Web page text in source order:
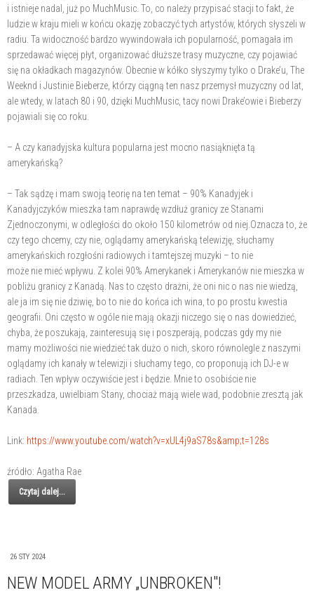
i istnieje nadal, już po MuchMusic. To, co należy przypisać stacji to fakt, że
ludzie w kraju mieli w końcu okazję zobaczyć tych artystów, których słyszeli w
radiu. Ta widoczność bardzo wywindowała ich popularność, pomagała im
sprzedawać więcej płyt, organizować dłuższe trasy muzyczne, czy pojawiać
się na okładkach magazynów. Obecnie w kółko słyszymy tylko o Drake’u, The
Weeknd i Justinie Bieberze, którzy ciągną ten nasz przemysł muzyczny od lat,
ale wtedy, w latach 80 i 90, dzięki MuchMusic, tacy nowi Drake’owie i Bieberzy
pojawiali się co roku.
– A czy kanadyjska kultura popularna jest mocno nasiąknięta tą
amerykańską?
– Tak sądzę i mam swoją teorię na ten temat – 90% Kanadyjek i
Kanadyjczyków mieszka tam naprawdę wzdłuż granicy ze Stanami
Zjednoczonymi, w odległości do około 150 kilometrów od niej.Oznacza to, że
czy tego chcemy, czy nie, oglądamy amerykańską telewizję, słuchamy
amerykańskich rozgłośni radiowych i tamtejszej muzyki – to nie
może nie mieć wpływu. Z kolei 90% Amerykanek i Amerykanów nie mieszka w
pobliżu granicy z Kanadą. Nas to często drażni, że oni nic o nas nie wiedzą,
ale ja im się nie dziwię, bo to nie do końca ich wina, to po prostu kwestia
geografii. Oni często w ogóle nie mają okazji niczego się o nas dowiedzieć,
chyba, że poszukają, zainteresują się i poszperają, podczas gdy my nie
mamy możliwości nie wiedzieć tak dużo o nich, skoro równolegle z naszymi
oglądamy ich kanały w telewizji i słuchamy tego, co proponują ich DJ-e w
radiach. Ten wpływ oczywiście jest i będzie. Mnie to osobiście nie
przeszkadza, uwielbiam Stany, chociaż mają wiele wad, podobnie zresztą jak
Kanada.
Link: https://www.youtube.com/watch?v=xUL4j9aS78s&amp;t=128s
źródło: Agatha Rae
Czytaj dalej...
26 STY 2024
NEW MODEL ARMY „UNBROKEN"!